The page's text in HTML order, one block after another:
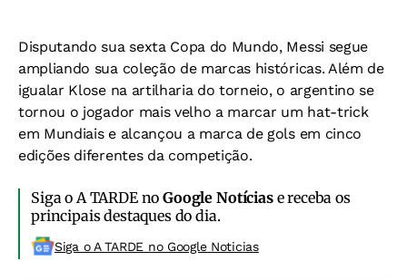
Disputando sua sexta Copa do Mundo, Messi segue
ampliando sua coleção de marcas históricas. Além de
igualar Klose na artilharia do torneio, o argentino se
tornou o jogador mais velho a marcar um hat-trick
em Mundiais e alcançou a marca de gols em cinco
edições diferentes da competição.
Siga o A TARDE noGoogle Notíciase receba os
principais destaques do dia.
Siga o A TARDE no Google Noticias